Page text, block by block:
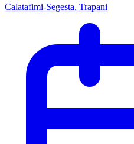
Calatafimi-Segesta, Trapani